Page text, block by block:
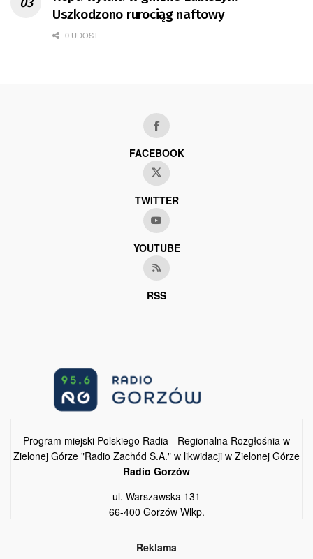
Uszkodzono rurociąg naftowy
0 UDOST.
FACEBOOK
TWITTER
YOUTUBE
RSS
Program miejski Polskiego Radia - Regionalna Rozgłośnia w
Zielonej Górze "Radio Zachód S.A." w likwidacji w Zielonej Górze
Radio Gorzów
ul. Warszawska 131
66-400 Gorzów Wlkp.
Reklama